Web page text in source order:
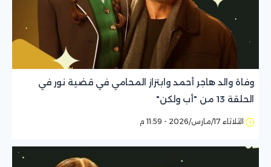
وفاة والد هاجر أحمد وابتزاز المحامي في قضية نور في
الحلقة 13 من "أب ولكن"
الثلاثاء 17/مارس/2026 - 11:59 م